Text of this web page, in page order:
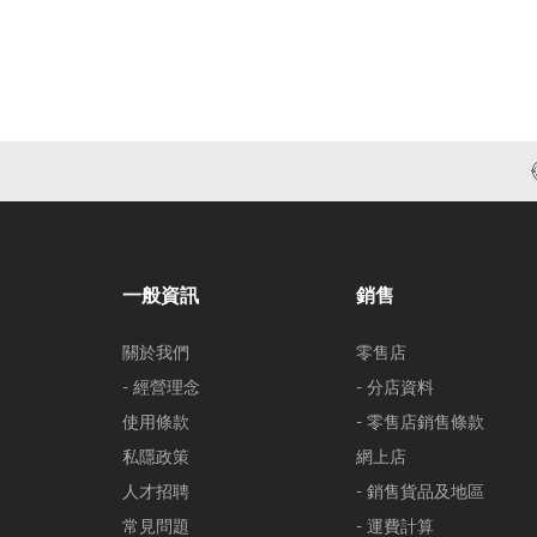
一般資訊
關於我們
- 經營理念
使用條款
私隱政策
人才招聘
常見問題
銷售
零售店
- 分店資料
- 零售店銷售條款
網上店
- 銷售貨品及地區
- 運費計算